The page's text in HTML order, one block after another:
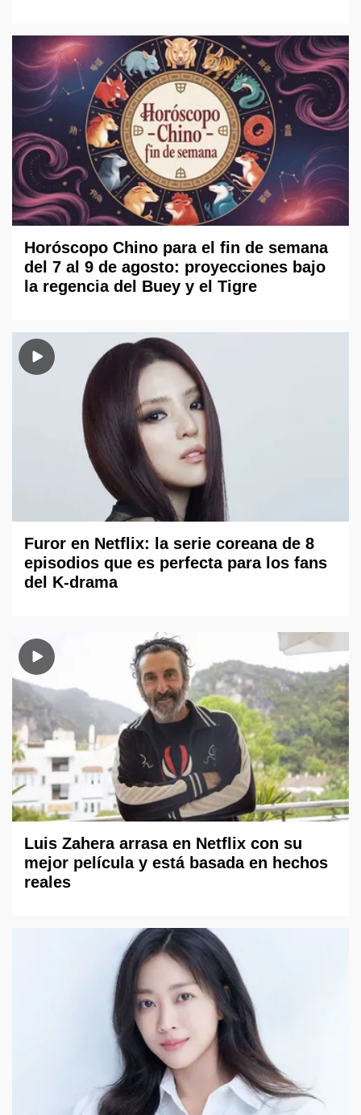
Horóscopo Chino para el fin de semana
del 7 al 9 de agosto: proyecciones bajo
la regencia del Buey y el Tigre
Furor en Netflix: la serie coreana de 8
episodios que es perfecta para los fans
del K-drama
Luis Zahera arrasa en Netflix con su
mejor película y está basada en hechos
reales